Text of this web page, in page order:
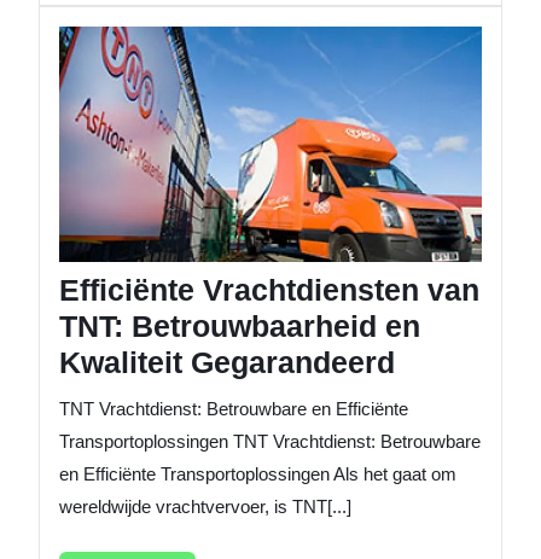
Efficiënte Vrachtdiensten van
TNT: Betrouwbaarheid en
Kwaliteit Gegarandeerd
TNT Vrachtdienst: Betrouwbare en Efficiënte
Transportoplossingen TNT Vrachtdienst: Betrouwbare
en Efficiënte Transportoplossingen Als het gaat om
wereldwijde vrachtvervoer, is TNT[...]